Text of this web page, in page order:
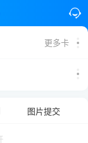
更多卡
图片提交